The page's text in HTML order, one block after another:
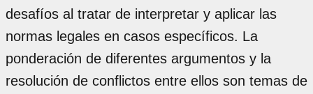
desafíos al tratar de interpretar y aplicar las
normas legales en casos específicos. La
ponderación de diferentes argumentos y la
resolución de conflictos entre ellos son temas de